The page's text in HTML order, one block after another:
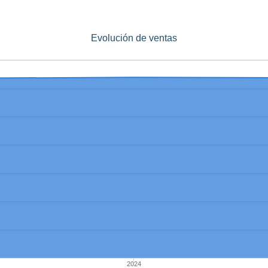
Evolución de ventas
2024